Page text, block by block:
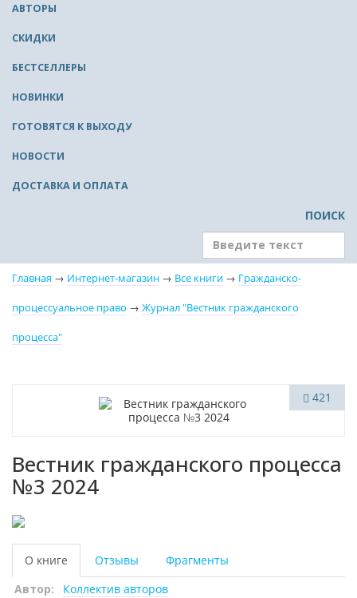
АВТОРЫ
СКИДКИ
БЕСТСЕЛЛЕРЫ
НОВИНКИ
ГОТОВЯТСЯ К ВЫХОДУ
НОВОСТИ
ДОСТАВКА И ОПЛАТА
ПОИСК
Главная → Интернет-магазин → Все книги → Гражданско-
процессуальное право → Журнал "Вестник гражданского
процесса"
421
Вестник гражданского процесса
№3 2024
О книге Отзывы
Фрагменты
Автор:
Коллектив авторов